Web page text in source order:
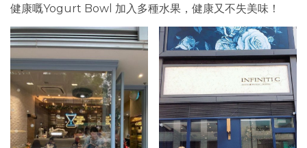
健康嘅Yogurt Bowl 加入多種水果，健康又不失美味！